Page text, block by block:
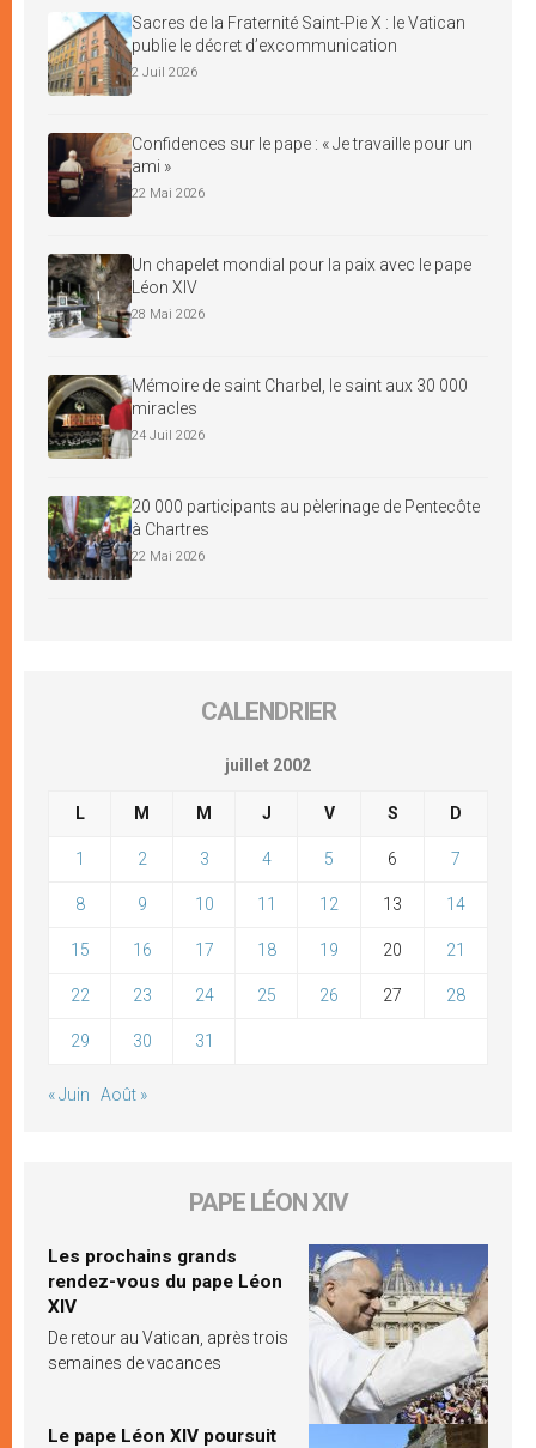
Sacres de la Fraternité Saint-Pie X : le Vatican
publie le décret d’excommunication
2 Juil 2026
Confidences sur le pape : « Je travaille pour un
ami »
22 Mai 2026
Un chapelet mondial pour la paix avec le pape
Léon XIV
28 Mai 2026
Mémoire de saint Charbel, le saint aux 30 000
miracles
24 Juil 2026
20 000 participants au pèlerinage de Pentecôte
à Chartres
22 Mai 2026
CALENDRIER
juillet 2002
L M M J V S D
1 2 3 4 5 6 7
8 9 10 11 12 13 14
15 16 17 18 19 20 21
22 23 24 25 26 27 28
29 30 31
« Juin Août »
PAPE LÉON XIV
Les prochains grands
rendez-vous du pape Léon
XIV
De retour au Vatican, après trois
semaines de vacances
Le pape Léon XIV poursuit